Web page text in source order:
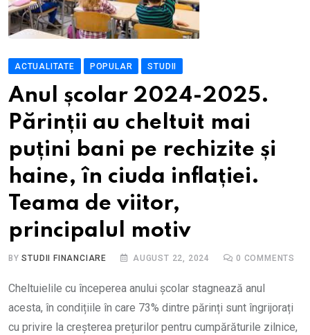
ACTUALITATE POPULAR STUDII
Anul școlar 2024-2025.
Părinții au cheltuit mai
puțini bani pe rechizite și
haine, în ciuda inflației.
Teama de viitor,
principalul motiv
BYSTUDII FINANCIARE AUGUST 22, 2024 0 COMMENTS
Cheltuielile cu începerea anului școlar stagnează anul
acesta, în condițiile în care 73% dintre părinți sunt îngrijorați
cu privire la creșterea prețurilor pentru cumpărăturile zilnice,